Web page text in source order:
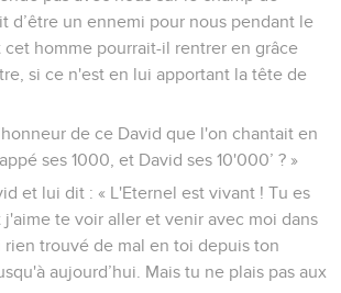
d’être un ennemi pour nous pendant le
cet homme pourrait-il rentrer en grâce
si ce n'est en lui apportant la tête de
de ce David que l'on chantait en
ses 1000, et David ses 10'000’ ? »
et lui dit : « L'Eternel est vivant ! Tu es
te voir aller et venir avec moi dans
rien trouvé de mal en toi depuis ton
aujourd’hui. Mais tu ne plais pas aux